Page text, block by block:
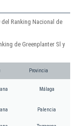
Ranking Nacional de
de Greenplanter Sl y
Provincia
Málaga
Palencia